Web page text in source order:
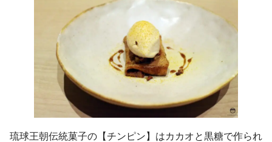
琉球王朝伝統菓子の【チンピン】はカカオと黒糖で作られ